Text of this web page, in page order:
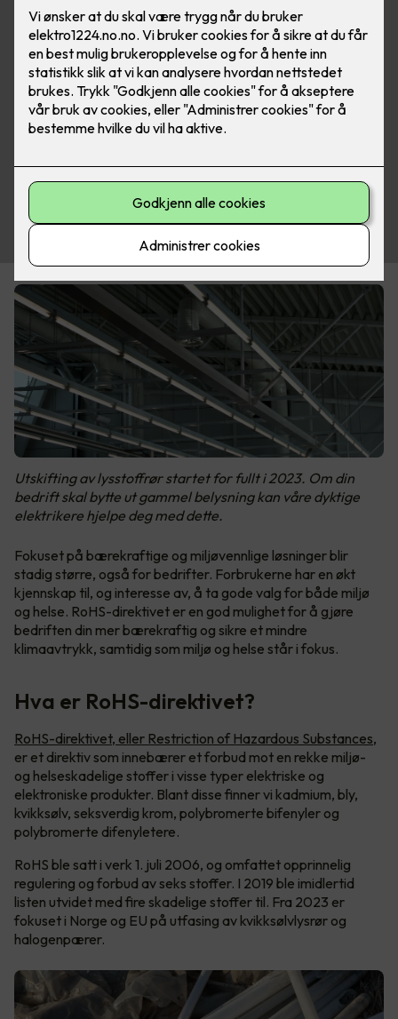
Utskifting av lysstoffrør startet for fullt i 2023. Om din
bedrift skal bytte ut gammel belysning kan våre dyktige
elektrikere hjelpe deg med dette.
Fokuset på bærekraftige og miljøvennlige løsninger blir
stadig større, også for bedrifter. Forbrukerne har en økt
kjennskap til, og interesse av, å ta gode valg for både miljø
og helse. RoHS-direktivet er en god mulighet for å gjøre
bedriften din mer bærekraftig og sikre et mindre
klimaavtrykk, samtidig som miljø og helse står i fokus.
Hva er RoHS-direktivet?
RoHS-direktivet, eller Restriction of Hazardous Substances,
er et direktiv som innebærer et forbud mot en rekke miljø-
og helseskadelige stoffer i visse typer elektriske og
elektroniske produkter. Blant disse finner vi kadmium, bly,
kvikksølv, seksverdig krom, polybromerte bifenyler og
polybromerte difenyletere.
RoHS ble satt i verk 1. juli 2006, og omfattet opprinnelig
regulering og forbud av seks stoffer. I 2019 ble imidlertid
listen utvidet med fire skadelige stoffer til. Fra 2023 er
fokuset i Norge og EU på utfasing av kvikksølvlysrør og
halogenpærer.